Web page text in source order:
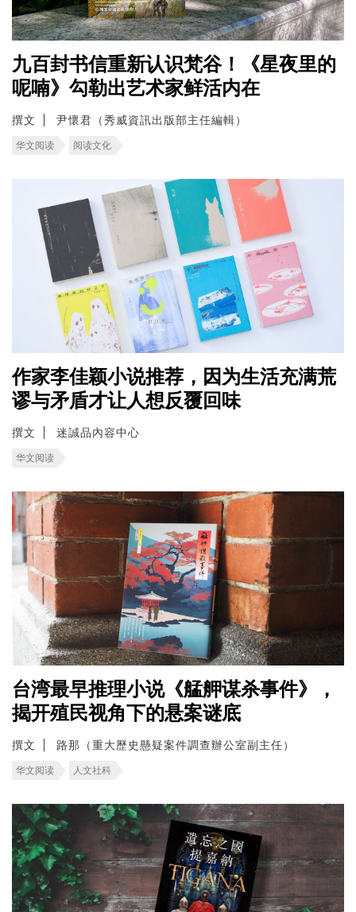
九百封书信重新认识梵谷！《星夜里的
呢喃》勾勒出艺术家鲜活内在
撰文 尹懷君（秀威資訊出版部主任編輯）
华文阅读 阅读文化
作家李佳颖小说推荐，因为生活充满荒
谬与矛盾才让人想反覆回味
撰文 迷誠品內容中心
华文阅读
台湾最早推理小说《艋舺谋杀事件》，
揭开殖民视角下的悬案谜底
撰文 路那（重大歷史懸疑案件調查辦公室副主任）
华文阅读 人文社科